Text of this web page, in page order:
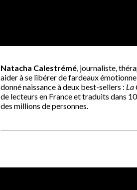
Natacha Calestrémé, journaliste,
aider à se libérer de fardeaux
donné naissance à deux best-sellers : La
de lecteurs en France et traduits dans
des millions de personnes.